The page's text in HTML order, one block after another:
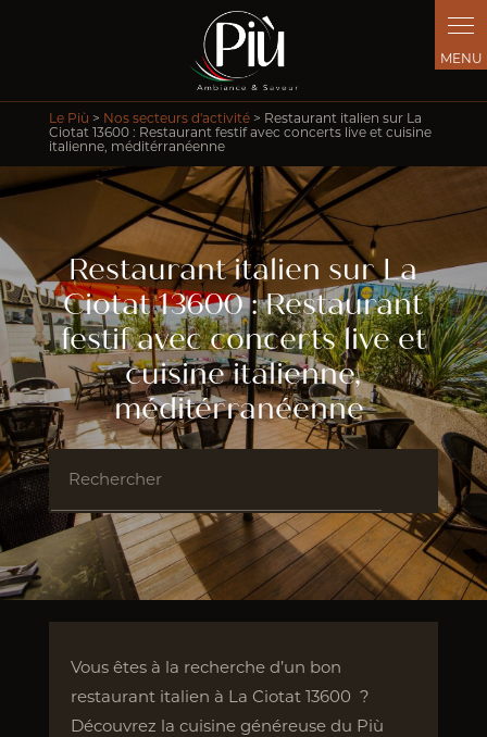
Le Più > Nos secteurs d'activité> Restaurant italien sur La
Ciotat 13600 : Restaurant festif avec concerts live et cuisine
italienne, méditérranéenne
Restaurant italien sur La
Ciotat 13600 : Restaurant
festif avec concerts live et
cuisine italienne,
méditérranéenne
Rechercher
Vous êtes à la recherche d’un bon
restaurant italien à La Ciotat 13600 ?
Découvrez la cuisine généreuse du Più
Panneau de gestion des cookies